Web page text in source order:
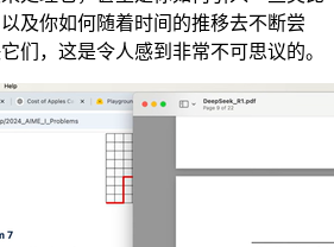
及你如何随着时间的推移去不断尝
们，这是令人感到非常不可思议的。